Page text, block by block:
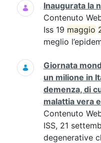
Inaugurata la
Contenuto
Iss 19 maggio
meglio
Giornata
un milione in
demenza, di
malattia vera
Contenuto
ISS, 21
degenerative